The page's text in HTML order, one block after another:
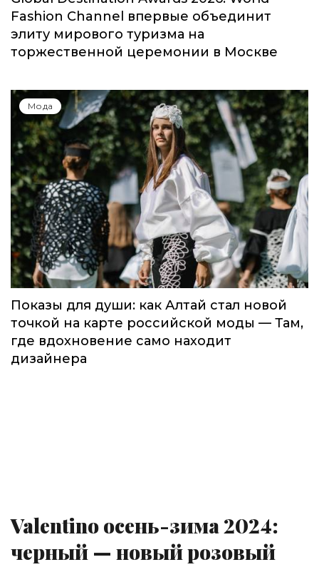
Fashion Channel впервые объединит
элиту мирового туризма на
торжественной церемонии в Москве
Мода
Показы для души: как Алтай стал новой
точкой на карте российской моды — Там,
где вдохновение само находит
дизайнера
Valentino осень-зима 2024:
черный — новый розовый